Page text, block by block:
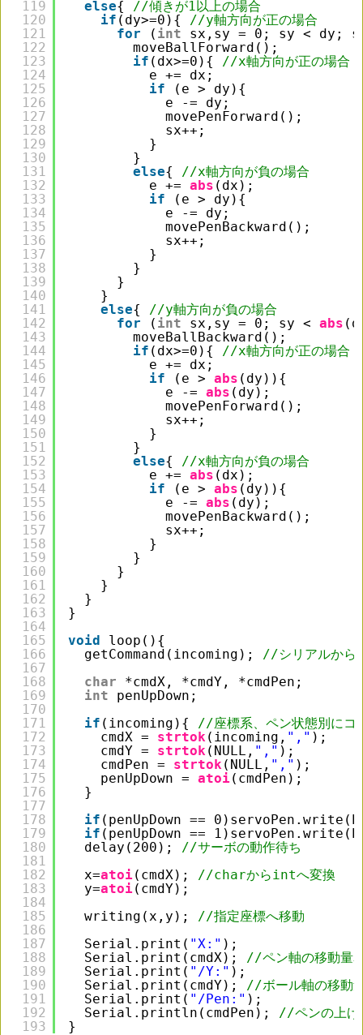
119
120
121
122
123
124
125
126
127
128
129
130
131
132
133
134
135
136
137
138
139
140
141
142
143
144
145
146
147
148
149
150
151
152
153
154
155
156
157
158
159
160
161
162
163
164
165
166
167
168
169
170
171
172
173
174
175
176
177
178
179
180
181
182
183
184
185
186
187
188
189
190
191
192
193
else{
//傾きが1以上の場合
if (dy>=0){
//y軸方向が正の場合
for
( int
sx,sy = 0; sy < dy;
moveBallForward();
if (dx>=0){
//x軸方向が正の場合
e += dx;
if
(e > dy){
e -= dy;
movePenForward();
sx++;
}
}
else{
//x軸方向が負の場合
e += abs (dx);
if
(e > dy){
e -= dy;
movePenBackward();
sx++;
}
}
}
}
else{
//y軸方向が負の場合
for
( int sx,sy = 0; sy < abs
moveBallBackward();
if (dx>=0){
//x軸方向が正の場合
e += dx;
if
(e > abs (dy)){
e -= abs (dy);
movePenForward();
sx++;
}
}
else{
//x軸方向が負の場合
e += abs (dx);
if
(e > abs (dy)){
e -= abs (dy);
movePenBackward();
sx++;
}
}
}
}
}
}
void
loop(){
getCommand(incoming);
//シリアルから
char
*cmdX, *cmdY, *cmdPen;
int
penUpDown;
if (incoming){
//座標系、ペン状態別にコ
cmdX = strtok (incoming, "," );
cmdY = strtok (NULL, "," );
cmdPen = strtok (NULL, "," );
penUpDown = atoi(cmdPen);
}
if (penUpDown ==
if (penUpDown ==
delay(200);
//サーボの動作待ち
x=atoi(cmdX);
//charからintへ変換
y=atoi(cmdY);
writing(x,y);
//指定座標へ移動
Serial.print( "X:" );
Serial.print(cmdX);
//ペン軸の移動量
Serial.print( "/Y:" );
Serial.print(cmdY);
//ボール軸の移動
Serial.print( "/Pen:" );
Serial.println(cmdPen);
//ペンの上げ
}